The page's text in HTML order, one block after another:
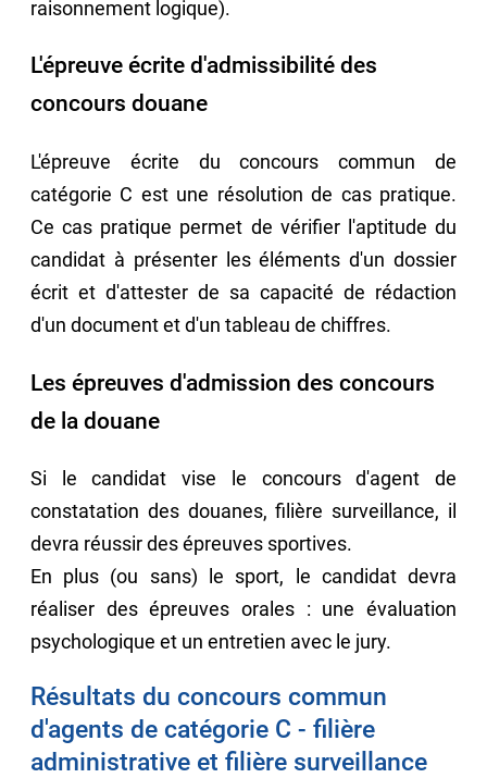
raisonnement logique).
L'épreuve écrite d'admissibilité des
concours douane
L'épreuve écrite du concours commun de
catégorie C est une résolution de cas pratique.
Ce cas pratique permet de vérifier l'aptitude du
candidat à présenter les éléments d'un dossier
écrit et d'attester de sa capacité de rédaction
d'un document et d'un tableau de chiffres.
Les épreuves d'admission des concours
de la douane
Si le candidat vise le concours d'agent de
constatation des douanes, filière surveillance, il
devra réussir des épreuves sportives.
En plus (ou sans) le sport, le candidat devra
réaliser des épreuves orales : une évaluation
psychologique et un entretien avec le jury.
Résultats du concours commun
d'agents de catégorie C - filière
administrative et filière surveillance